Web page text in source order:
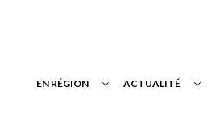
EN RÉGION ACTUALITÉ